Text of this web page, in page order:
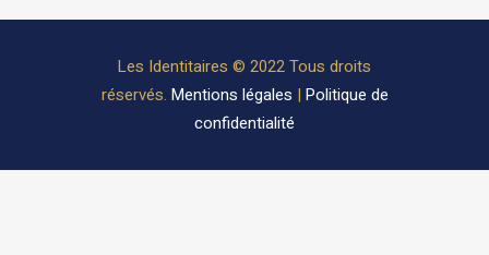
Les Identitaires © 2022 Tous droits
réservés. Mentions légales | Politique de
confidentialité